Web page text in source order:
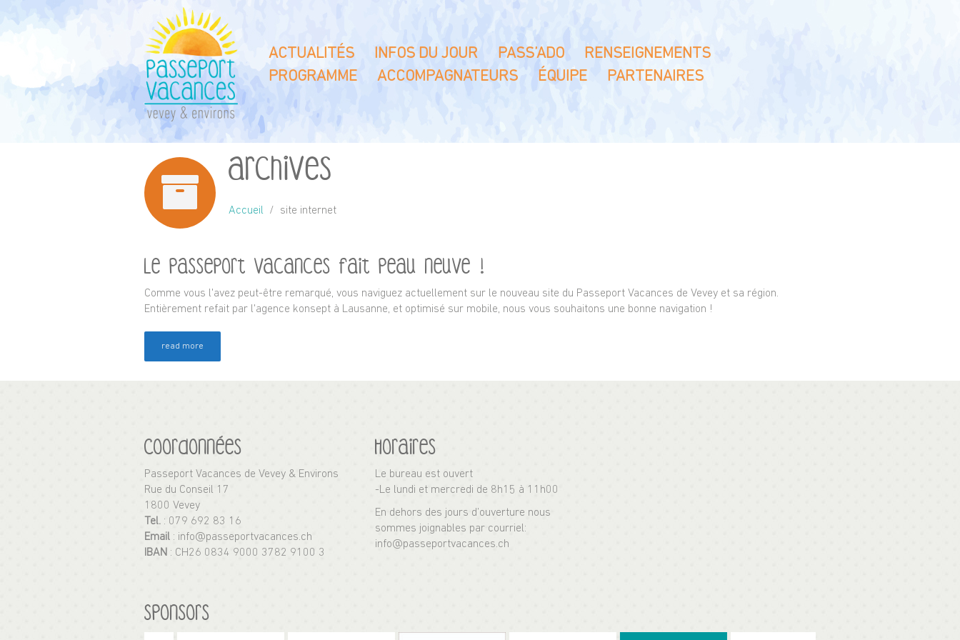
ACTUALITÉS INFOS DU JOUR PASS’ADO
RENSEIGNEMENTS
PROGRAMME
ACCOMPAGNATEURS ÉQUIPE PARTENAIRES
Archives
Accueil site internet
Le passeport vacances fait peau neuve !
Comme vous l'avez peut-être remarqué, vous naviguez actuellement sur le nouveau site du Passeport Vacances de Vevey et sa région.
Entièrement refait par l'agence konsept à Lausanne, et optimisé sur mobile, nous vous souhaitons une bonne navigation !
read more
Coordonnées
Passeport Vacances de Vevey & Environs
Rue du Conseil 17
1800 Vevey
Tel. : 079 692 83 16
Email : info@passeportvacances.ch
IBAN : CH26 0834 9000 3782 9100 3
Horaires
Le bureau est ouvert
-Le lundi et mercredi de 8h15 à 11h00
En dehors des jours d’ouverture nous
sommes joignables par courriel:
info@passeportvacances.ch
Sponsors